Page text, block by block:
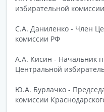
избирательной
С.А. Даниленко - Член
комиссии РФ
А.А. Кисин - Начальник
Центральной
Ю.А. Бурлачко -
комиссии